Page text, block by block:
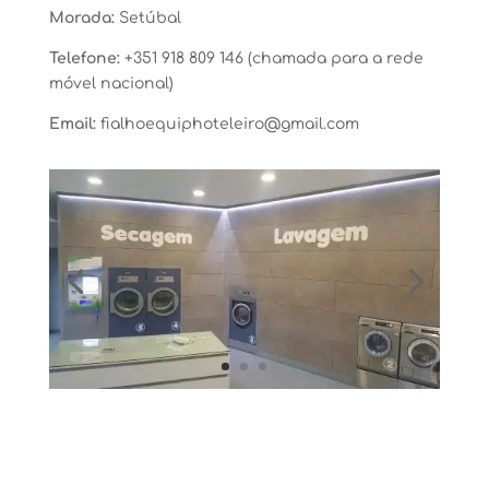
Morada: Setúbal
Telefone: +351 918 809 146 (chamada para a rede
móvel nacional)
Email: fialhoequiphoteleiro@gmail.com